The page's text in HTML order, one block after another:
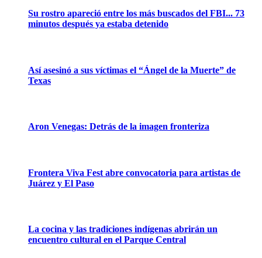
Su rostro apareció entre los más buscados del FBI... 73
minutos después ya estaba detenido
Así asesinó a sus víctimas el “Ángel de la Muerte” de
Texas
Aron Venegas: Detrás de la imagen fronteriza
Frontera Viva Fest abre convocatoria para artistas de
Juárez y El Paso
La cocina y las tradiciones indígenas abrirán un
encuentro cultural en el Parque Central